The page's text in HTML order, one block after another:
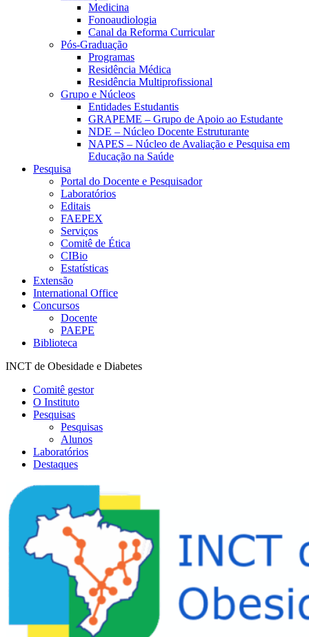
Medicina
Fonoaudiologia
Canal da Reforma Curricular
Pós-Graduação
Programas
Residência Médica
Residência Multiprofissional
Grupo e Núcleos
Entidades Estudantis
GRAPEME – Grupo de Apoio ao Estudante
NDE – Núcleo Docente Estruturante
NAPES – Núcleo de Avaliação e Pesquisa em
Educação na Saúde
Pesquisa
Portal do Docente e Pesquisador
Laboratórios
Editais
FAEPEX
Serviços
Comitê de Ética
CIBio
Estatísticas
Extensão
International Office
Concursos
Docente
PAEPE
Biblioteca
INCT de Obesidade e Diabetes
Comitê gestor
O Instituto
Pesquisas
Pesquisas
Alunos
Laboratórios
Destaques